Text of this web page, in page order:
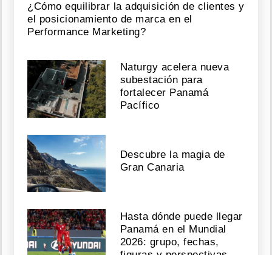
¿Cómo equilibrar la adquisición de clientes y
el posicionamiento de marca en el
Performance Marketing?
Naturgy acelera nueva
subestación para
fortalecer Panamá
Pacífico
Descubre la magia de
Gran Canaria
Hasta dónde puede llegar
Panamá en el Mundial
2026: grupo, fechas,